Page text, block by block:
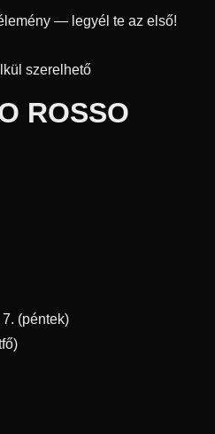
— legyél te az első!
szerelhető
ROSSO
(péntek)